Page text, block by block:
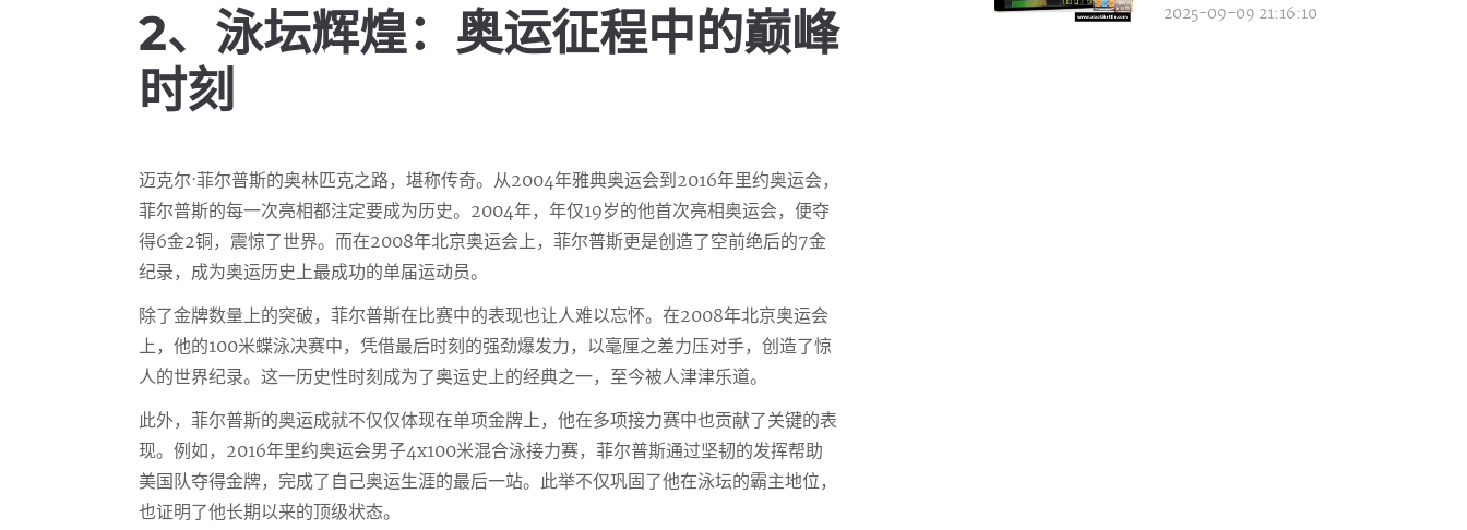
2、泳坛辉煌：奥运征程中的巅峰
时刻
迈克尔·菲尔普斯的奥林匹克之路，堪称传奇。从2004年雅典奥运会到2016年里约奥运会，
菲尔普斯的每一次亮相都注定要成为历史。2004年，年仅19岁的他首次亮相奥运会，便夺
得6金2铜，震惊了世界。而在2008年北京奥运会上，菲尔普斯更是创造了空前绝后的7金
纪录，成为奥运历史上最成功的单届运动员。
除了金牌数量上的突破，菲尔普斯在比赛中的表现也让人难以忘怀。在2008年北京奥运会
上，他的100米蝶泳决赛中，凭借最后时刻的强劲爆发力，以毫厘之差力压对手，创造了惊
人的世界纪录。这一历史性时刻成为了奥运史上的经典之一，至今被人津津乐道。
此外，菲尔普斯的奥运成就不仅仅体现在单项金牌上，他在多项接力赛中也贡献了关键的表
现。例如，2016年里约奥运会男子4x100米混合泳接力赛，菲尔普斯通过坚韧的发挥帮助
美国队夺得金牌，完成了自己奥运生涯的最后一站。此举不仅巩固了他在泳坛的霸主地位，
也证明了他长期以来的顶级状态。
2025-09-09 21:16:10